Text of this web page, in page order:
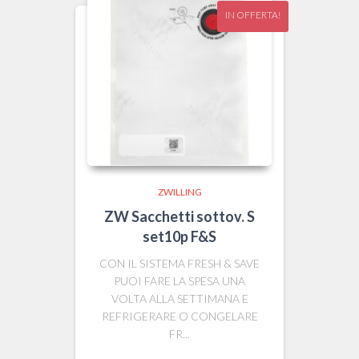
IN OFFERTA!
ZWILLING
ZW Sacchetti sottov. S
set10p F&S
CON IL SISTEMA FRESH & SAVE
PUOI FARE LA SPESA UNA
VOLTA ALLA SETTIMANA E
REFRIGERARE O CONGELARE
FR...